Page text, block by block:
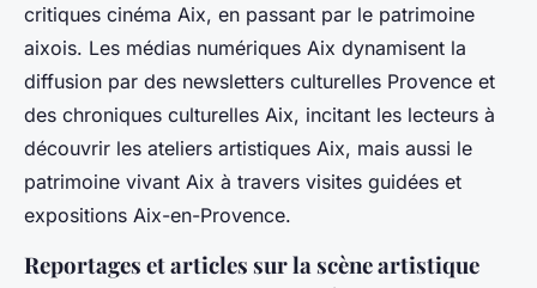
critiques cinéma Aix, en passant par le patrimoine
aixois. Les médias numériques Aix dynamisent la
diffusion par des newsletters culturelles Provence et
des chroniques culturelles Aix, incitant les lecteurs à
découvrir les ateliers artistiques Aix, mais aussi le
patrimoine vivant Aix à travers visites guidées et
expositions Aix-en-Provence.
Reportages et articles sur la scène artistique